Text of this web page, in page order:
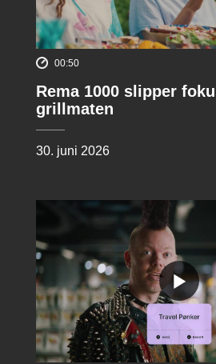
00:50
Rema 1000 slipper
grillmaten
30. juni 2026